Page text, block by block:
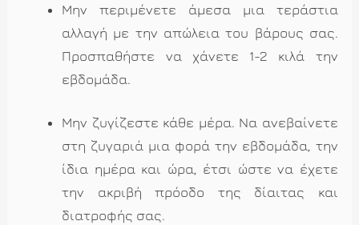
Μην περιμένετε άμεσα μια τεράστια
αλλαγή με την απώλεια του βάρους σας.
Προσπαθήστε να χάνετε 1-2 κιλά την
εβδομάδα.
Μην ζυγίζεστε κάθε μέρα. Να ανεβαίνετε
στη ζυγαριά μια φορά την εβδομάδα, την
ίδια ημέρα και ώρα, έτσι ώστε να έχετε
την ακριβή πρόοδο της δίαιτας και
διατροφής σας.